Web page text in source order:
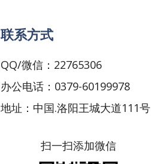
联系方式
QQ/微信：22765306
办公电话：0379-60199978
地址：中国.洛阳王城大道111号
扫一扫添加微信